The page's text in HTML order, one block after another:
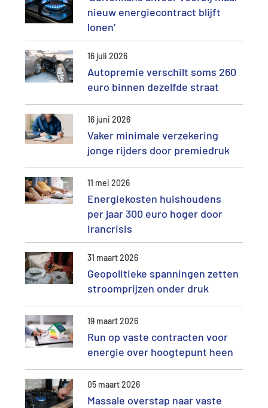
nieuw energiecontract blijft
lonen’
16 juli 2026
Autopremie verschilt soms 260
euro binnen dezelfde straat
16 juni 2026
Vaker minimale verzekering
jonge rijders door premiedruk
11 mei 2026
Energiekosten huishoudens
per jaar 300 euro hoger door
Irancrisis
31 maart 2026
Geopolitieke spanningen zetten
stroomprijzen onder druk
19 maart 2026
Run op vaste contracten voor
energie over hoogtepunt heen
05 maart 2026
Massale overstap naar vaste